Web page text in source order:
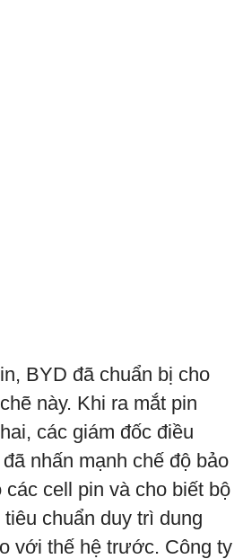
BYD đã chuẩn bị cho
này. Khi ra mắt pin
các giám đốc điều
nhấn mạnh chế độ bảo
cell pin và cho biết bộ
chuẩn duy trì dung
với thế hệ trước. Công ty